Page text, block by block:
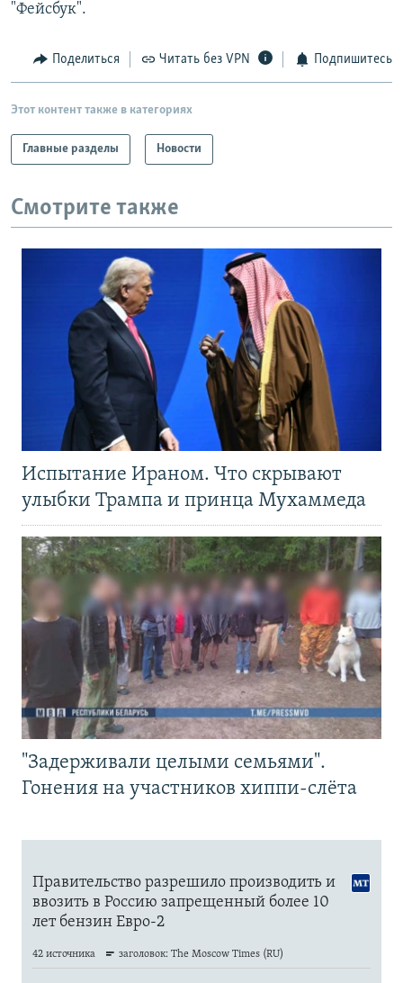
"Фейсбук".
Поделиться Читать без VPN Подпишитесь
Этот контент также в категориях
Главные разделы Новости
Смотрите также
Испытание Ираном. Что скрывают
улыбки Трампа и принца Мухаммеда
"Задерживали целыми семьями".
Гонения на участников хиппи-слёта